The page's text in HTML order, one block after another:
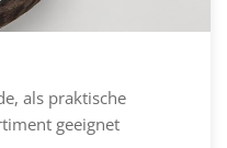
als praktische
geeignet